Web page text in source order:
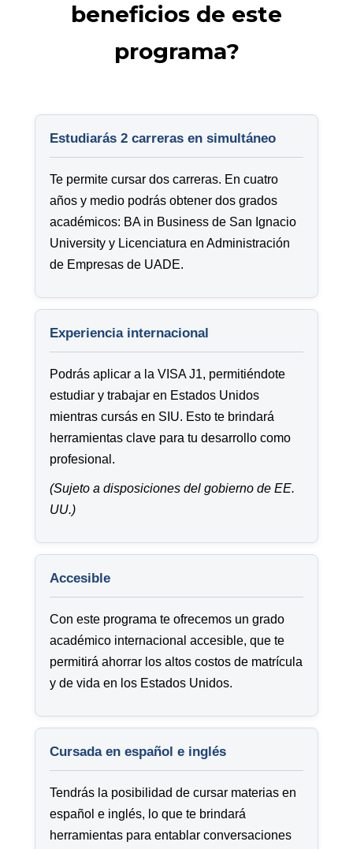
beneficios de este
programa?
Estudiarás 2 carreras en simultáneo
Te permite cursar dos carreras. En cuatro
años y medio podrás obtener dos grados
académicos: BA in Business de San Ignacio
University y Licenciatura en Administración
de Empresas de UADE.
Experiencia internacional
Podrás aplicar a la VISA J1, permitiéndote
estudiar y trabajar en Estados Unidos
mientras cursás en SIU. Esto te brindará
herramientas clave para tu desarrollo como
profesional.
(Sujeto a disposiciones del gobierno de EE.
UU.)
Accesible
Con este programa te ofrecemos un grado
académico internacional accesible, que te
permitirá ahorrar los altos costos de matrícula
y de vida en los Estados Unidos.
Cursada en español e inglés
Tendrás la posibilidad de cursar materias en
español e inglés, lo que te brindará
herramientas para entablar conversaciones